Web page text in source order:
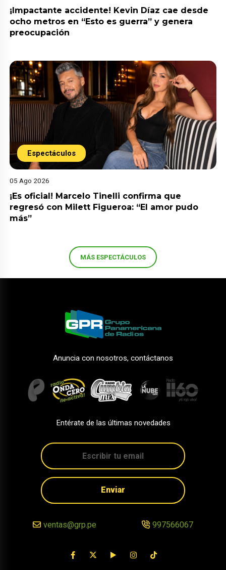
¡Impactante accidente! Kevin Díaz cae desde
ocho metros en “Esto es guerra” y genera
preocupación
Espectáculos
05 Ago 2026
¡Es oficial! Marcelo Tinelli confirma que
regresó con Milett Figueroa: “El amor pudo
más”
MÁS ESPECTÁCULOS
Anuncia con nosotros, contáctanos
Entérate de las últimas novedades
Enviar
ventas@grp.pe 997566067